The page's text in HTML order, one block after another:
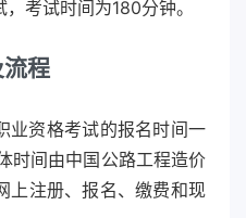
考试时间为180分钟。
程
业资格考试的报名时间一
时间由中国公路工程造价
上注册、报名、缴费和现